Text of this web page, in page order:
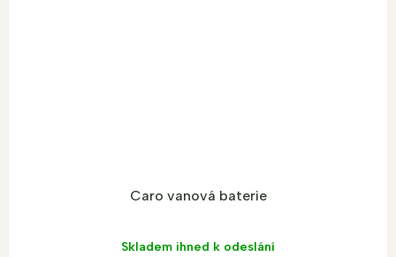
Caro vanová baterie
Skladem ihned k odeslání